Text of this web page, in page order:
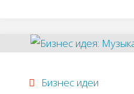
Бизнес идеи